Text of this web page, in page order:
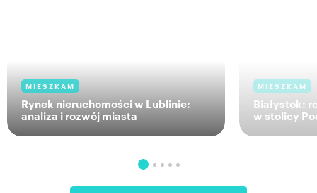
MIESZKAM
Rynek nieruchomości w Lublinie:
analiza i rozwój miasta
MIESZKAM
Białystok:
w stolicy